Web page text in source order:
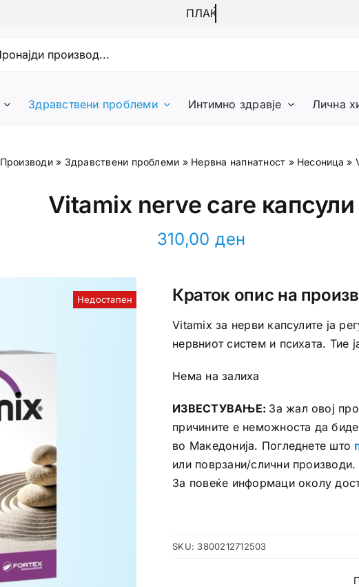
Здравствени проблеми Интимно здравје Лична
Производи» Здравствени проблеми » Нервна напнатност » Несоница »
Vitamix nerve care капсули
310,00ден
Недостапен Краток опис на
Vitamix за нерви капсулите ја
нервниот систем и психата. Тие
Нема на залиха
ИЗВЕСТУВАЊЕ: За жал овој
причините е неможноста да
во Македонија. Погледнете што
или поврзани/слични производи.
За повеќе информаци околу
SKU: 3800212712503